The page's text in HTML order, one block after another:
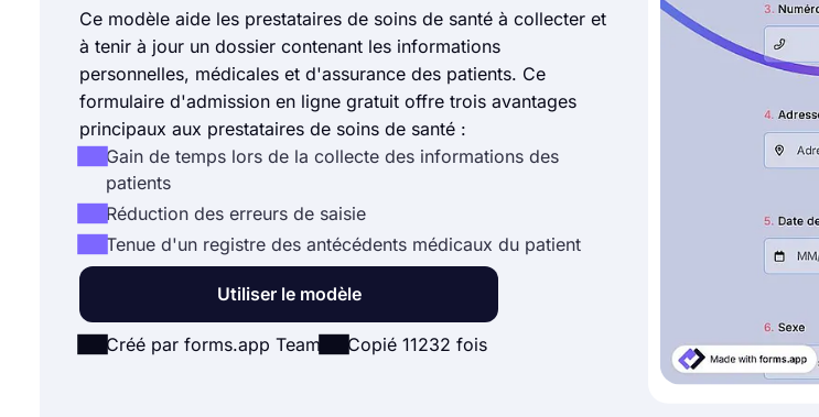
Ce modèle aide les prestataires de soins de santé à collecter et
à tenir à jour un dossier contenant les informations
personnelles, médicales et d'assurance des patients. Ce
formulaire d'admission en ligne gratuit offre trois avantages
principaux aux prestataires de soins de santé :
Gain de temps lors de la collecte des informations des
patients
Réduction des erreurs de saisie
Tenue d'un registre des antécédents médicaux du patient
Utiliser le modèle
Créé par forms.app Team Copié 11232 fois